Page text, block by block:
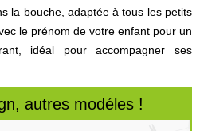
la bouche, adaptée à tous les petits
le prénom de votre enfant pour un
idéal pour accompagner ses
autres modéles !